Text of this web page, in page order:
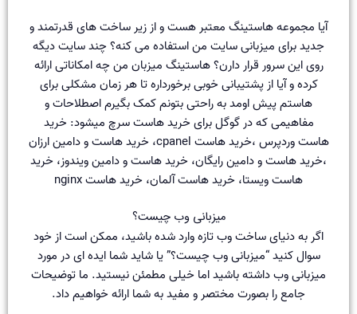
آیا مجموعه هاستینگ معتبر هست و از زیر ساخت های قدرتمند و
جدید برای میزبانی سایت من استفاده می کنه؟ چند سایت دیگه
روی این سرور قرار دارن؟ هاستینگ میزبان من چه امکاناتی ارائه
کرده و آیا از پشتیبانی خوبی برخورداره تا هر زمان مشکلی برای
هاستم پیش اومد به راحتی بتونم کمک بگیرم اصطلاحات و
مفاهیمی که در گوگل برای خرید هاست سرچ میشود: خرید
هاست وردپرس ،خرید هاست cpanel، خرید هاست و دامین ارزان
،خرید هاست و دامین رایگان، خرید هاست و دامین ویندوز، خرید
هاست ویستا، خرید هاست آلمان، خرید هاست nginx
میزبانی وب چیست؟
اگر به دنیای ساخت وب تازه وارد شده باشید، ممکن است از خود
سوال کنید “میزبانی وب چیست؟” یا شاید شما ایده ای در مورد
میزبانی وب داشته باشید اما خیلی مطمئن نیستید. ما توضیحات
جامع را بصورت مختصر و مفید به شما ارائه خواهیم داد.